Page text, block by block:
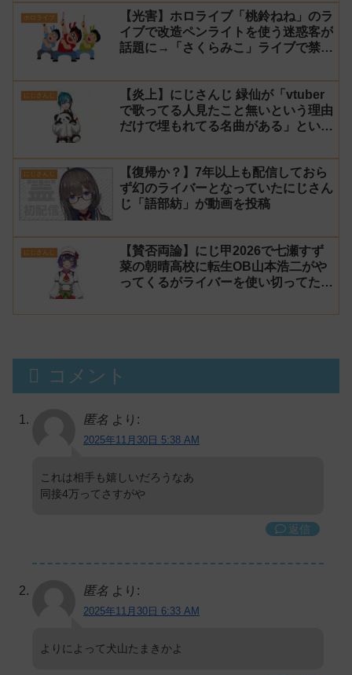
ホロライブ
【光害】ホロライブ「桃鈴ねね」のラ
イブで改造ペンライトを使う迷惑客が
話題に→「さくらみこ」ライブで禁止
にじさんじ
【炎上】にじさんじ 緑仙が「vtuber
で歌ってる人見たこと無いという理由
だけで埋もれてる名曲がある」という
にじさんじ
【復帰か？】7年以上も配信しておら
ず幻のライバーとなっていたにじさん
じ「語部紡」が動画を投稿
にじさんじ
【賛否両論】にじ甲2026で七瀬すず
菜の朝晴高校に転生OB山本浩二がや
ってくるがライバーを使い切ってたの
イバーの転生が可能に
コメント
匿名 より:
2025年11月30日 5:38 AM
これは相手も嬉しいだろうなあ
同接4万ってさすがや
返信
匿名 より:
2025年11月30日 6:33 AM
よりによって犬山たまきかよ